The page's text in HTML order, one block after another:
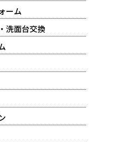
ーム
洗面台交換